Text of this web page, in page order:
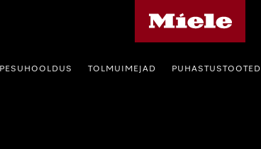
PESUHOOLDUS TOLMUIMEJAD PUHASTUSTOOTED